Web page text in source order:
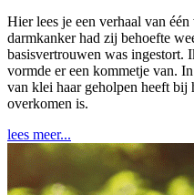
Hier lees je een verhaal van
darmkanker had zij behoefte
basisvertrouwen was ingestort.
vormde er een kommetje van.
van klei haar geholpen heeft bij
overkomen is.
lees meer...